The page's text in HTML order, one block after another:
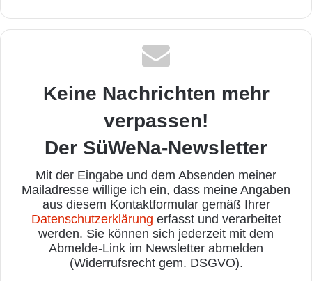
Keine Nachrichten mehr
verpassen!
Der SüWeNa-Newsletter
Mit der Eingabe und dem Absenden meiner
Mailadresse willige ich ein, dass meine Angaben
aus diesem Kontaktformular gemäß Ihrer
Datenschutzerklärung erfasst und verarbeitet
werden. Sie können sich jederzeit mit dem
Abmelde-Link im Newsletter abmelden
(Widerrufsrecht gem. DSGVO).